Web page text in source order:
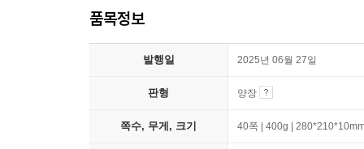
품목정보
발행일 2025년 06월 27일
판형 양장
쪽수, 무게, 크기 40쪽 | 400g |